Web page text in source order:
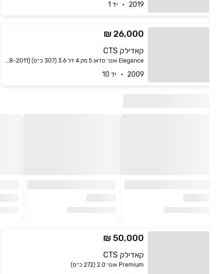
2019   •   יד 1
קאדילק CTS
Elegance אוט׳ סדאן 5 מק 4 דל 3.6 (307 כ״ס) [2008-2011]
2009   •   יד 10
26,000 ₪
קאדילק CTS
Premium אוט׳ 2.0 (272 כ״ס)
50,000 ₪